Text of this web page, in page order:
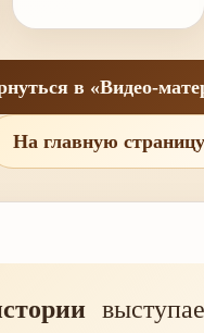
в «Видео-
На главную страницу